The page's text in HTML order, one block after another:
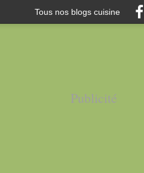
Tous nos blogs cuisine
Publicité